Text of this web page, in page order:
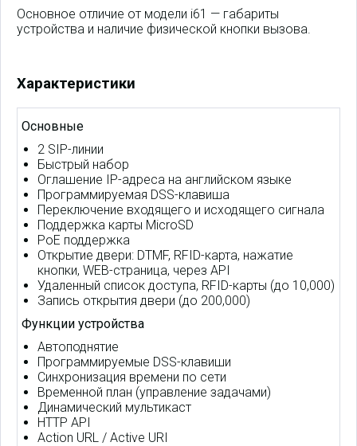
Основное отличие от модели i61 — габариты
устройства и наличие физической кнопки вызова.
Характеристики
Основные
2 SIP-линии
Быстрый набор
Оглашение IP-адреса на английском языке
Программируемая DSS-клавиша
Переключение входящего и исходящего сигнала
Поддержка карты MicroSD
PoE поддержка
Открытие двери: DTMF, RFID-карта, нажатие
кнопки, WEB-страница, через API
Удаленный список доступа, RFID-карты (до 10,000)
Запись открытия двери (до 200,000)
Функции устройства
Автоподнятие
Программируемые DSS-клавиши
Синхронизация времени по сети
Временной план (управление задачами)
Динамический мультикаст
HTTP API
Action URL / Active URI